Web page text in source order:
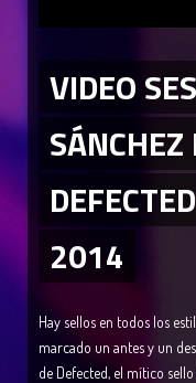
VIDEO
2014
Hay sellos en todos los
marcado un antes y un
de Defected, el mítico